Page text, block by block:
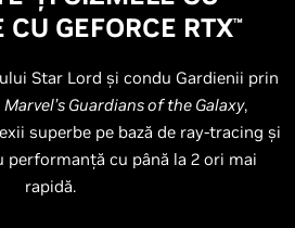
CU GEFORCE RTX™
Star Lord și condu Gardienii prin
Marvel’s Guardians of the Galaxy,
superbe pe bază de ray-tracing și
performanță cu până la 2 ori mai
rapidă.